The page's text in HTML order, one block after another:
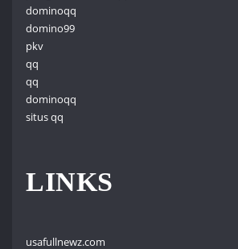
dominoqq
domino99
pkv
qq
qq
dominoqq
situs qq
LINKS
usafullnewz.com